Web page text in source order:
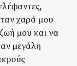
χαρά μου
μου και να
μεγάλη